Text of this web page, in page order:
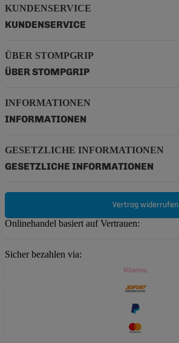
KUNDENSERVICE
KUNDENSERVICE
ÜBER STOMPGRIP
ÜBER STOMPGRIP
INFORMATIONEN
INFORMATIONEN
GESETZLICHE INFORMATIONEN
GESETZLICHE INFORMATIONEN
Vertrag widerrufen
Onlinehandel basiert auf Vertrauen:
Sicher bezahlen via: